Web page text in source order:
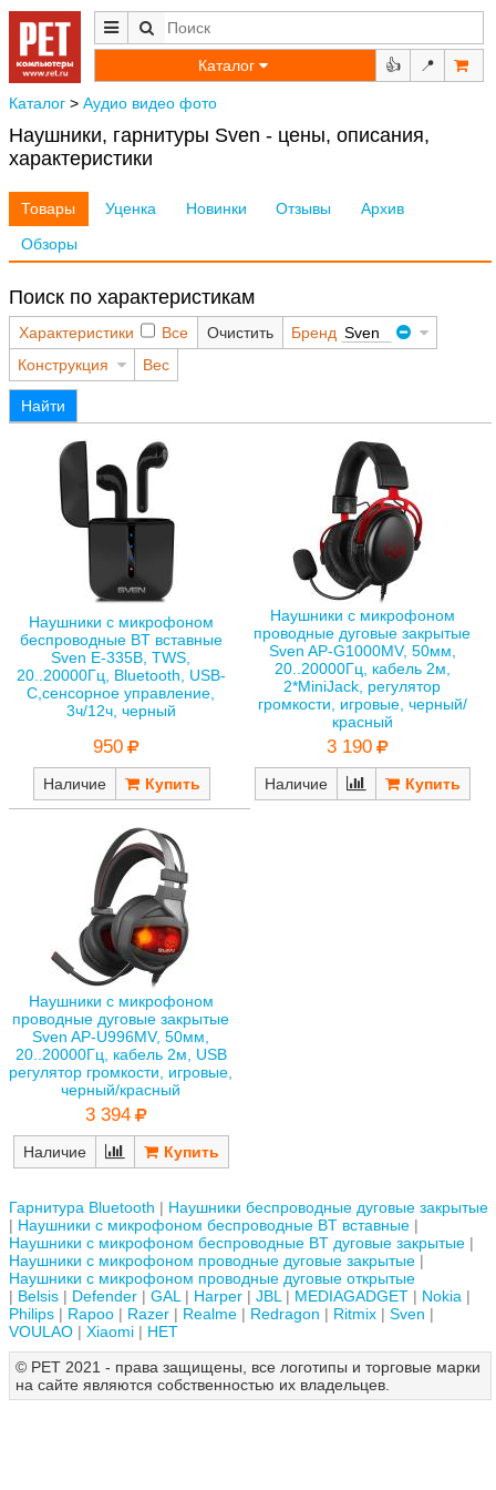
Каталог 👍 📍
Каталог > Аудио видео фото
Наушники, гарнитуры Sven - цены, описания,
характеристики
Товары Уценка Новинки Отзывы
Архив
Обзоры
Поиск по характеристикам
Характеристики Все Очистить Бренд Sven
Конструкция
Вес
Найти
Наушники с микрофоном
беспроводные BT вставные
Sven E-335B, TWS,
20..20000Гц, Bluetooth, USB-
С,сенсорное управление,
3ч/12ч, черный
950
Наличие
Наушники с микрофоном
проводные дуговые закрытые
Sven AP-G1000MV, 50мм,
20..20000Гц, кабель 2м,
2*MiniJack, регулятор
громкости, игровые, черный/
красный
3 190
Наличие
Наушники с микрофоном
проводные дуговые закрытые
Sven AP-U996MV, 50мм,
20..20000Гц, кабель 2м, USB
регулятор громкости, игровые,
черный/красный
3 394
Наличие
Гарнитура Bluetooth
Наушники беспроводные дуговые закрытые
Наушники с микрофоном беспроводные BT вставные
Наушники с микрофоном беспроводные BT дуговые закрытые
Наушники с микрофоном проводные дуговые закрытые
Наушники с микрофоном проводные дуговые открытые
Belsis
Defender GAL Harper JBL MEDIAGADGET
Nokia
Philips
Rapoo Razer Realme Redragon Ritmix
Sven
VOULAO
Xiaomi
НЕТ
© РЕТ 2021 - права защищены, все логотипы и торговые марки
на сайте являются собственностью их владельцев.